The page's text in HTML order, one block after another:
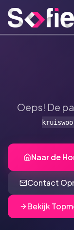
Oeps! De
Naar de
Contact
Bekijk